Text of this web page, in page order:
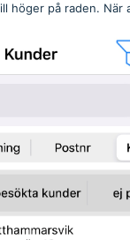
höger på raden. När